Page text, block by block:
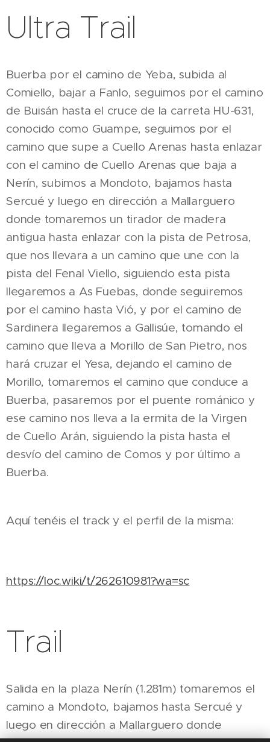
Ultra Trail
Buerba por el camino de Yeba, subida al
Comiello, bajar a Fanlo, seguimos por el camino
de Buisán hasta el cruce de la carreta HU-631,
conocido como Guampe, seguimos por el
camino que supe a Cuello Arenas hasta enlazar
con el camino de Cuello Arenas que baja a
Nerín, subimos a Mondoto, bajamos hasta
Sercué y luego en dirección a Mallarguero
donde tomaremos un tirador de madera
antigua hasta enlazar con la pista de Petrosa,
que nos llevara a un camino que une con la
pista del Fenal Viello, siguiendo esta pista
llegaremos a As Fuebas, donde seguiremos
por el camino hasta Vió, y por el camino de
Sardinera llegaremos a Gallisúe, tomando el
camino que lleva a Morillo de San Pietro, nos
hará cruzar el Yesa, dejando el camino de
Morillo, tomaremos el camino que conduce a
Buerba, pasaremos por el puente románico y
ese camino nos lleva a la ermita de la Virgen
de Cuello Arán, siguiendo la pista hasta el
desvío del camino de Comos y por último a
Buerba.
Aquí tenéis el track y el perfil de la misma:
https://loc.wiki/t/262610981?wa=sc
Trail
Salida en la plaza Nerín (1.281m) tomaremos el
camino a Mondoto, bajamos hasta Sercué y
luego en dirección a Mallarguero donde